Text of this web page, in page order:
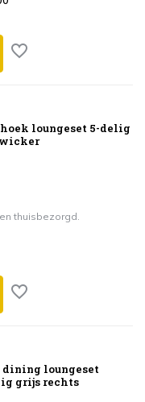
loungeset 5-delig
thuisbezorgd.
dining loungeset
grijs rechts